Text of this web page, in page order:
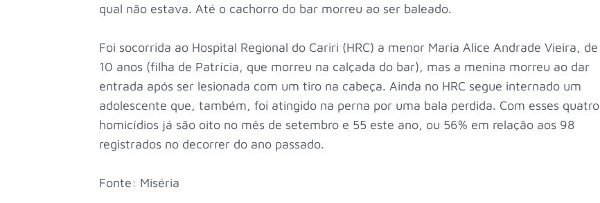
qual não estava. Até o cachorro do bar morreu ao ser baleado.
Foi socorrida ao Hospital Regional do Cariri (HRC) a menor Maria Alice Andrade Vieira, de
10 anos (filha de Patrícia, que morreu na calçada do bar), mas a menina morreu ao dar
entrada após ser lesionada com um tiro na cabeça. Ainda no HRC segue internado um
adolescente que, também, foi atingido na perna por uma bala perdida. Com esses quatro
homicídios já são oito no mês de setembro e 55 este ano, ou 56% em relação aos 98
registrados no decorrer do ano passado.
Fonte: Miséria